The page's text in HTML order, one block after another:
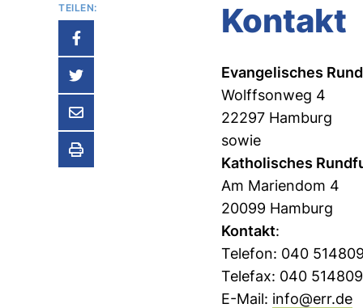
TEILEN: Kontakt
Evangelisches
Wolffsonweg 4
22297 Hamburg
sowie
Katholisches
Am Mariendom 4
20099 Hamburg
Kontakt:
Telefon: 040
Telefax: 040
E-Mail: info@err.de